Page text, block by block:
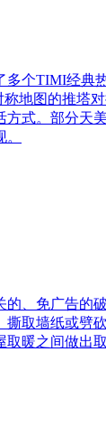
多个TIMI经典
地图的推塔
式。部分天
的、免广告的
撕取墙纸或劈
暖之间做出